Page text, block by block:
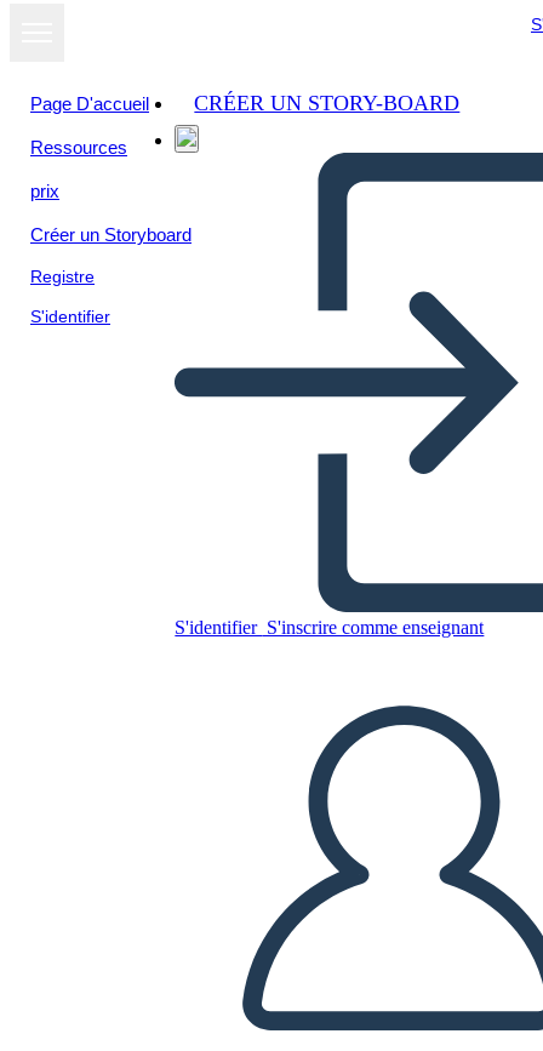
Page D'accueil
Ressources
prix
Créer un Storyboard
Registre
S'identifier
CRÉER UN STORY-BOARD
S'identifier S'inscrire comme enseignant
LIRE LE DIAPORAMA
LIS-MOI
Afficher sous
forme de